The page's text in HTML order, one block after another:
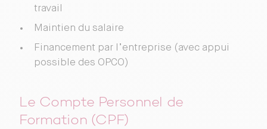
travail
Maintien du salaire
Financement par l’entreprise (avec appui
possible des OPCO)
Le Compte Personnel de
Formation (CPF)